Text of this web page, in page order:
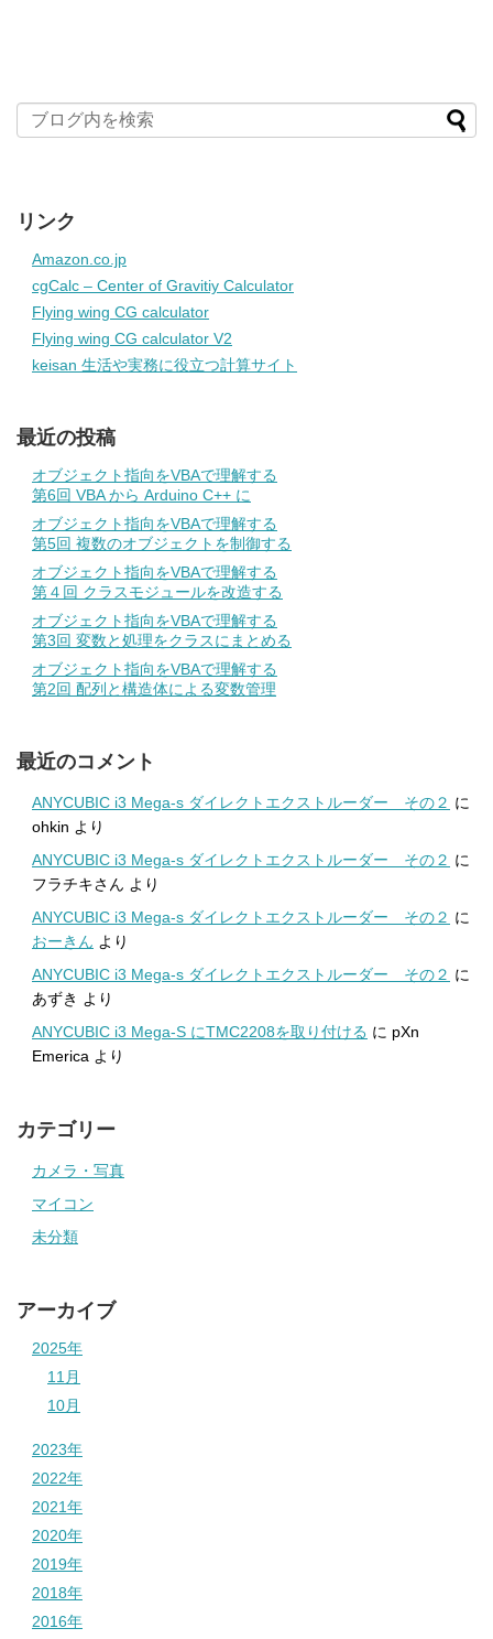
リンク
Amazon.co.jp
cgCalc – Center of Gravitiy Calculator
Flying wing CG calculator
Flying wing CG calculator V2
keisan 生活や実務に役立つ計算サイト
最近の投稿
オブジェクト指向をVBAで理解する
第6回 VBA から Arduino C++ に
オブジェクト指向をVBAで理解する
第5回 複数のオブジェクトを制御する
オブジェクト指向をVBAで理解する
第４回 クラスモジュールを改造する
オブジェクト指向をVBAで理解する
第3回 変数と処理をクラスにまとめる
オブジェクト指向をVBAで理解する
第2回 配列と構造体による変数管理
最近のコメント
ANYCUBIC i3 Mega-s ダイレクトエクストルーダー その２ に
ohkin より
ANYCUBIC i3 Mega-s ダイレクトエクストルーダー その２ に
フラチキさん より
ANYCUBIC i3 Mega-s ダイレクトエクストルーダー その２ に
おーきん より
ANYCUBIC i3 Mega-s ダイレクトエクストルーダー その２ に
あずき より
ANYCUBIC i3 Mega-S にTMC2208を取り付ける に pXn
Emerica より
カテゴリー
カメラ・写真
マイコン
未分類
アーカイブ
2025年
11月
10月
2023年
2022年
2021年
2020年
2019年
2018年
2016年